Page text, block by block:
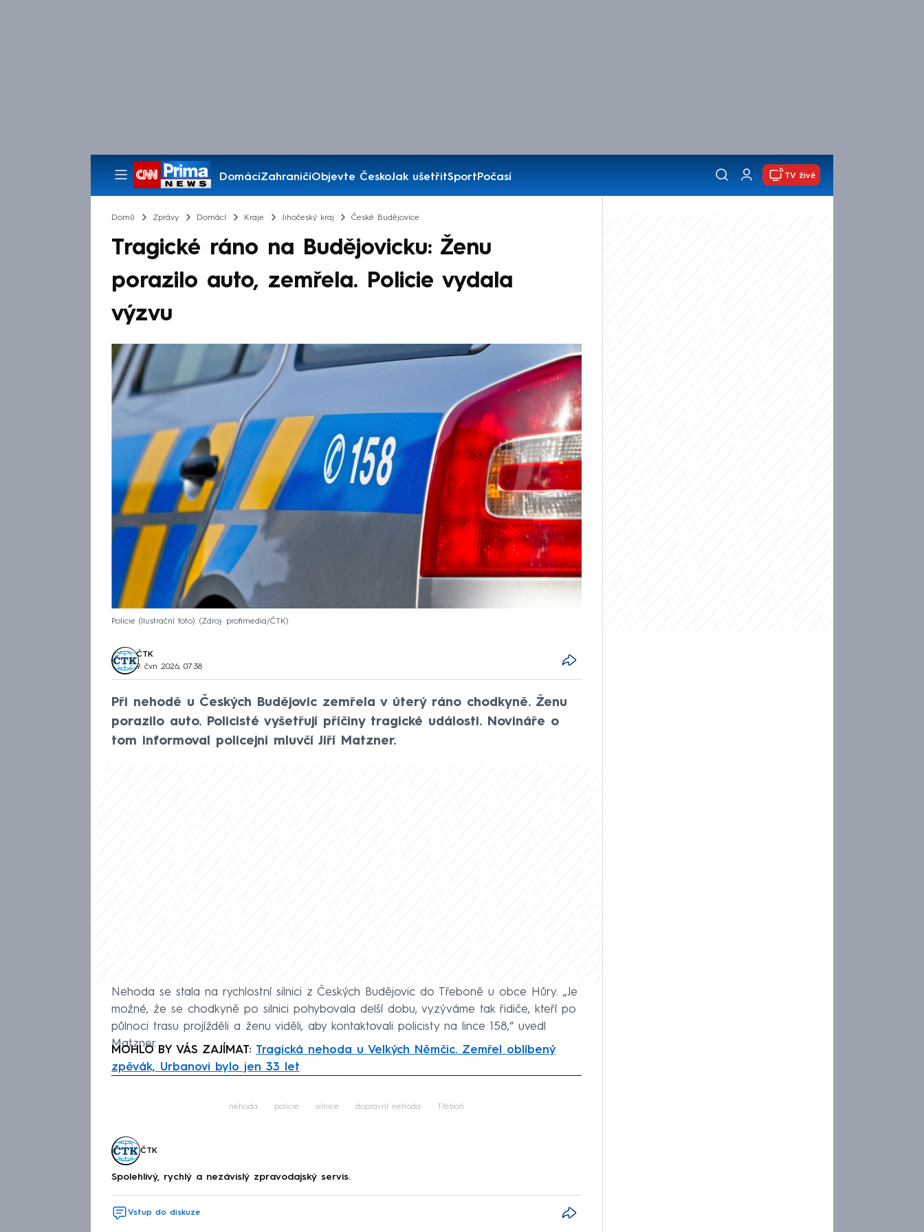
DomácíZahraničíObjevte ČeskoJak ušetřitSportPočasí
Pořady
TV živě
Domů Zprávy Domácí Kraje Jihočeský kraj České Budějovice
Tragické ráno na Budějovicku: Ženu
porazilo auto, zemřela. Policie vydala
výzvu
Policie (Ilustrační foto) Zdroj: profimedia/ČTK
ČTK
9. čvn 2026, 07:38
Při nehodě u Českých Budějovic zemřela v úterý ráno chodkyně. Ženu
porazilo auto. Policisté vyšetřují příčiny tragické události. Novináře o
tom informoval policejní mluvčí Jiří Matzner.
Nehoda se stala na rychlostní silnici z Českých Budějovic do Třeboně u obce Hůry. „Je
možné, že se chodkyně po silnici pohybovala delší dobu, vyzýváme tak řidiče, kteří po
půlnoci trasu projížděli a ženu viděli, aby kontaktovali policisty na lince 158,“ uvedl
Matzner.
MOHLO BY VÁS ZAJÍMAT: Tragická nehoda u Velkých Němčic. Zemřel oblíbený
zpěvák, Urbanovi bylo jen 33 let
nehoda policie silnice dopravní nehoda Třeboň
ČTK
Spolehlivý, rychlý a nezávislý zpravodajský servis.
Vstup do diskuze